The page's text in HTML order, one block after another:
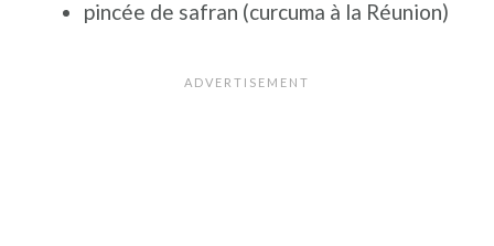
pincée de safran (curcuma à la Réunion)